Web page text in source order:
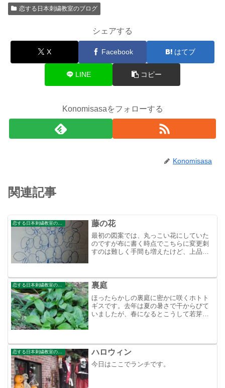
恋する日本刺繍教室のブログ
シェアする
X Facebook はてブ
LINE コピー
Konomisasaをフォローする
Konomisasa
関連記事
藤の花
最初の図案では、丸っこい花にしていた
のですが布に書く時点でこちらに変更刺
すのは難しく手間も増えたけど、上品な
恋する日本刺繍教室のブログ 裏庭
ほったらかしの裏庭に密かに咲くホトト
ギスです。去年は夏の暑さで干からびて
いましたが、春になるとこうして若芽を
ハロウィン
今日はここでランチです。